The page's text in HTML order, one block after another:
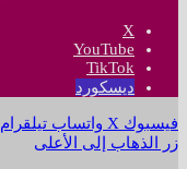
‫X
‫YouTube
‫TikTok
ديسكورد
فيسبوك ‫X واتساب تيلقرام
زر الذهاب إلى الأعلى